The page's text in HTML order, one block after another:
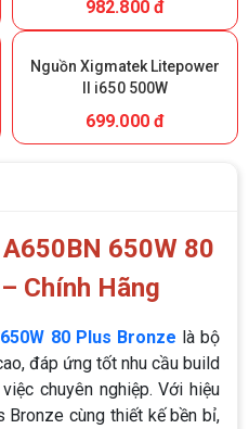
982.800 đ
Nguồn Xigmatek Litepower
II i650 500W
699.000 đ
650W 80
Chính Hãng
80 Plus Bronze là bộ
đáp ứng tốt nhu cầu build
chuyên nghiệp. Với hiệu
Bronze cùng thiết kế bền bỉ,